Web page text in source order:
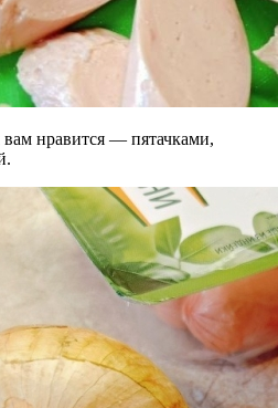
вам нравится — пятачками,